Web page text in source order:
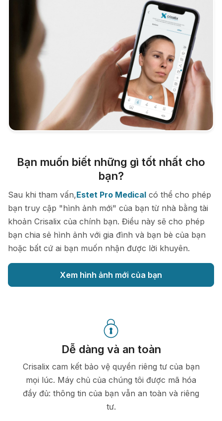
Bạn muốn biết những gì tốt nhất cho
bạn?
Sau khi tham vấn,Estet Pro Medical có thể cho phép
bạn truy cập "hình ảnh mới" của bạn từ nhà bằng tài
khoản Crisalix của chính bạn. Điều này sẽ cho phép
bạn chia sẻ hình ảnh với gia đình và bạn bè của bạn
hoặc bất cứ ai bạn muốn nhận được lời khuyên.
Xem hình ảnh mới của bạn
Dễ dàng và an toàn
Crisalix cam kết bảo vệ quyền riêng tư của bạn
mọi lúc. Máy chủ của chúng tôi được mã hóa
đầy đủ: thông tin của bạn vẫn an toàn và riêng
tư.